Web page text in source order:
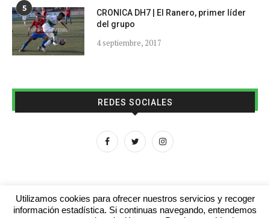
5
CRONICA DH7 | El Ranero, primer líder
del grupo
4 septiembre, 2017
REDES SOCIALES
Utilizamos cookies para ofrecer nuestros servicios y recoger
información estadística. Si continuas navegando, entendemos